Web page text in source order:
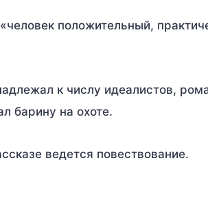
положительный,
к числу идеалистов,
барину на охоте.
ведется повествование.